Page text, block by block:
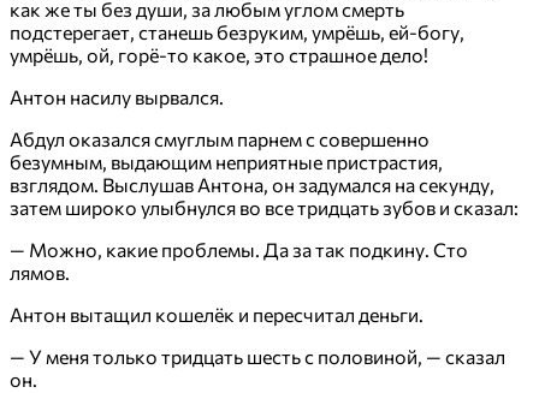
как же ты без души, за любым углом смерть
подстерегает, станешь безруким, умрёшь, ей-богу,
умрёшь, ой, горё-то какое, это страшное дело!
Антон насилу вырвался.
Абдул оказался смуглым парнем с совершенно
безумным, выдающим неприятные пристрастия,
взглядом. Выслушав Антона, он задумался на секунду,
затем широко улыбнулся во все тридцать зубов и сказал:
— Можно, какие проблемы. Да за так подкину. Сто
лямов.
Антон вытащил кошелёк и пересчитал деньги.
— У меня только тридцать шесть с половиной, — сказал
он.